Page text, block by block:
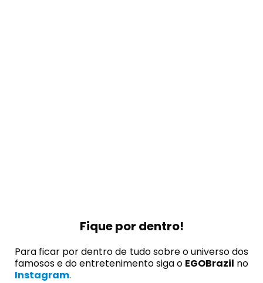
Fique por dentro!
Para ficar por dentro de tudo sobre o universo dos
famosos e do entretenimento siga o EGOBrazil no
Instagram.